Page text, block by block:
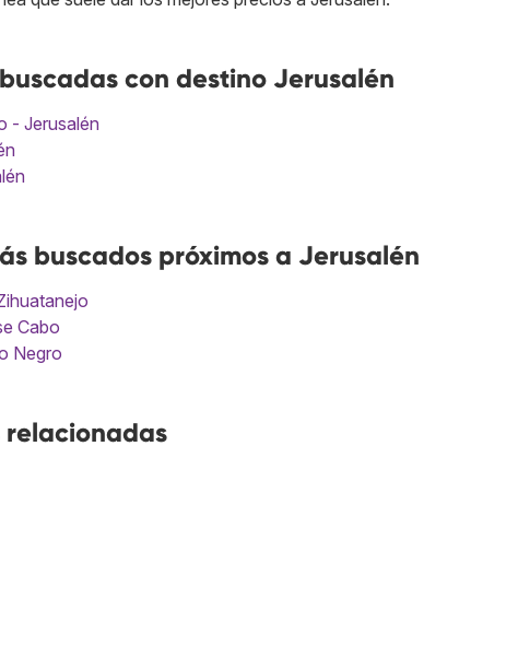
con destino Jerusalén
- Jerusalén
buscados próximos a Jerusalén
Cabo
Negro
relacionadas